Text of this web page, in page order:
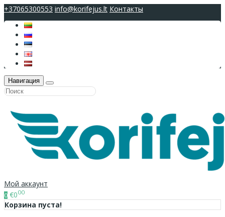
+37065300553 info@korifejus.lt Контакты
Навигация
Мой аккаунт
0 €000
Корзина пуста!